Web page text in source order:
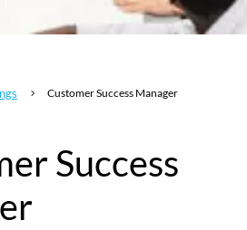
5 Customer Success Manager
Success